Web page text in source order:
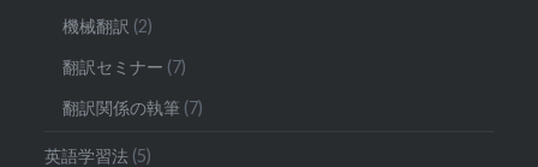
機械翻訳 (2)
翻訳セミナー (7)
翻訳関係の執筆 (7)
英語学習法 (5)